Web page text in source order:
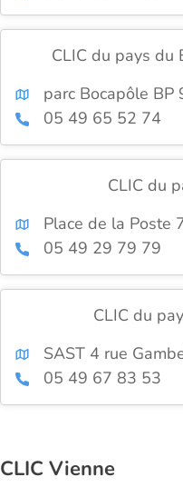
CLIC du pays du
parc Bocapôle
05 49 65 52 74
CLIC du
Place de la Poste
05 49 29 79 79
CLIC du
SAST 4 rue
05 49 67 83 53
CLIC Vienne